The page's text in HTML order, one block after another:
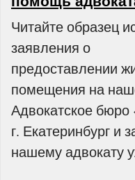
Читайте образец
заявления о
предоставлении
помещения на
Адвокатское
г. Екатеринбург и
нашему адвокату